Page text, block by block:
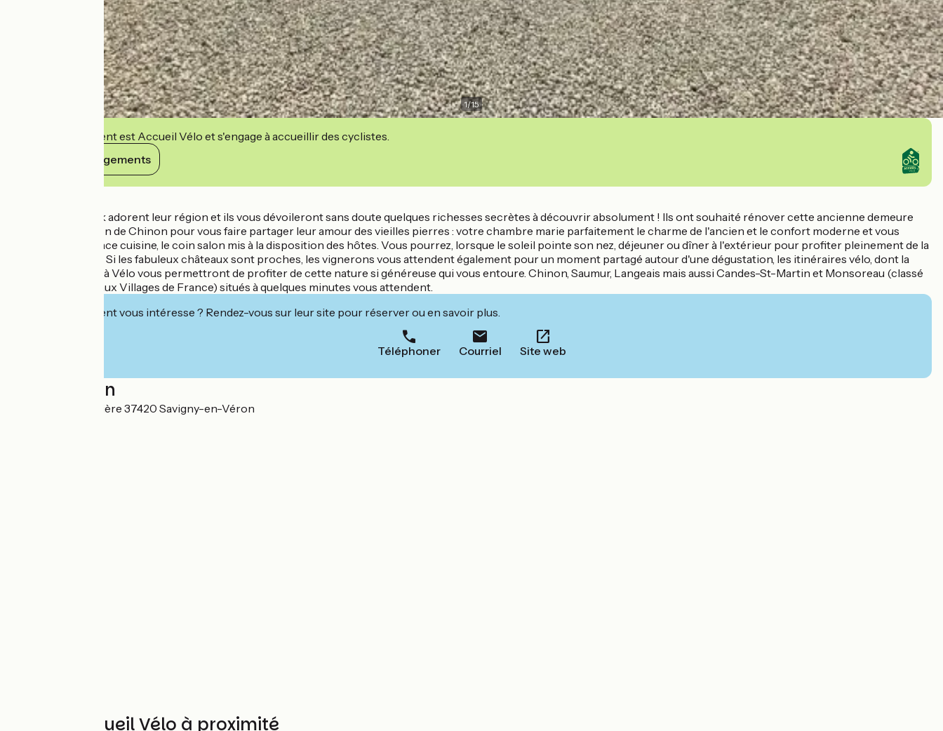
1/15
Cet établissement est Accueil Vélo et s'engage à accueillir des cyclistes.
Voir ses engagements
Nathalie et Franck adorent leur région et ils vous dévoileront sans doute quelques richesses secrètes à découvrir absolument ! Ils ont souhaité rénover cette ancienne demeure
typique de la région de Chinon pour vous faire partager leur amour des vieilles pierres : votre chambre marie parfaitement le charme de l'ancien et le confort moderne et vous
apprécierez l'espace cuisine, le coin salon mis à la disposition des hôtes. Vous pourrez, lorsque le soleil pointe son nez, déjeuner ou dîner à l'extérieur pour profiter pleinement de la
tranquillité du lieu. Si les fabuleux châteaux sont proches, les vignerons vous attendent également pour un moment partagé autour d'une dégustation, les itinéraires vélo, dont la
boucle de la Loire à Vélo vous permettront de profiter de cette nature si généreuse qui vous entoure. Chinon, Saumur, Langeais mais aussi Candes-St-Martin et Monsoreau (classé
parmi les Plus Beaux Villages de France) situés à quelques minutes vous attendent.
Cet établissement vous intéresse ? Rendez-vous sur leur site pour réserver ou en savoir plus.
Téléphoner Courriel Site web
Localisation
9 rue de la Herpinière 37420 Savigny-en-Véron
Autres Accueil Vélo à proximité